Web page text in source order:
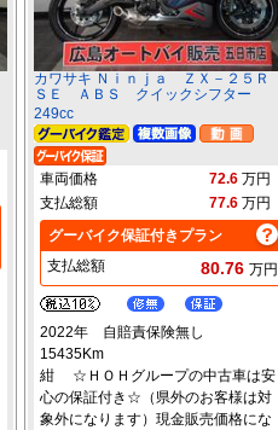
カワサキ Ｎｉｎｊａ ＺＸ－２５Ｒ
ＳＥ ＡＢＳ クイックシフター
249cc
車両価格 72.6 万円
支払総額
77.6 万円
グーバイク保証付きプラン
支払総額
80.76 万円
2022年 自賠責保険無し
15435Km
紺 ☆ＨＯＨグループの中古車は安
心の保証付き☆（県外のお客様は対
象外になります）現金販売価格にな